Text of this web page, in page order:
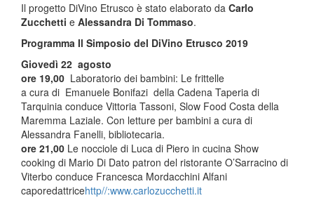
Il progetto DiVino Etrusco è stato elaborato da Carlo
Zucchetti e Alessandra Di Tommaso.
Programma Il Simposio del DiVino Etrusco 2019
Giovedì 22 agosto
ore 19,00 Laboratorio dei bambini: Le frittelle
a cura di Emanuele Bonifazi della Cadena Taperia di
Tarquinia conduce Vittoria Tassoni, Slow Food Costa della
Maremma Laziale. Con letture per bambini a cura di
Alessandra Fanelli, bibliotecaria.
ore 21,00 Le nocciole di Luca di Piero in cucina Show
cooking di Mario Di Dato patron del ristorante O’Sarracino di
Viterbo conduce Francesca Mordacchini Alfani
caporedattricehttp//:www.carlozucchetti.it